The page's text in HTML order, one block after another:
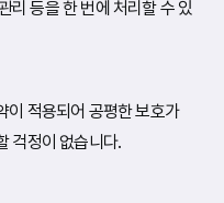
리 등을 한 번에 처리할 수 있
이 적용되어 공평한 보호가
걱정이 없습니다.